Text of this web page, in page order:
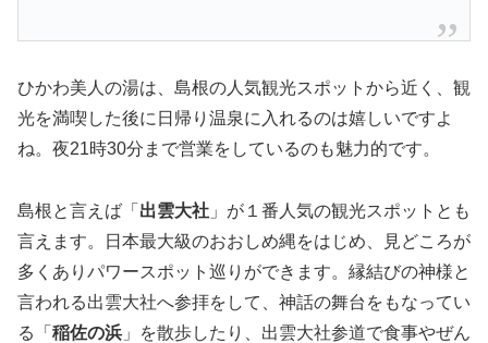
ひかわ美人の湯は、島根の人気観光スポットから近く、観
光を満喫した後に日帰り温泉に入れるのは嬉しいですよ
ね。夜21時30分まで営業をしているのも魅力的です。
島根と言えば「 出雲大社 」が１番人気の観光スポットとも
言えます。日本最大級のおおしめ縄をはじめ、見どころが
多くありパワースポット巡りができます。縁結びの神様と
言われる出雲大社へ参拝をして、神話の舞台をもなってい
る「 稲佐の浜 」を散歩したり、出雲大社参道で食事やぜん